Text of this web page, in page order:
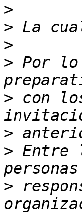
>
>
>
> Por
> con
>
> Entre
>